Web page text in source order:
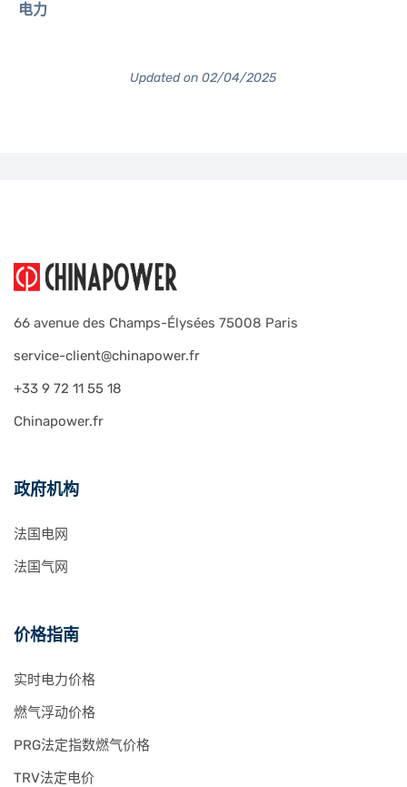
电力
Updated on 02/04/2025
66 avenue des Champs-Élysées 75008 Paris
service-client@chinapower.fr
+33 9 72 11 55 18
Chinapower.fr
政府机构
法国电网
法国气网
价格指南
实时电力价格
燃气浮动价格
PRG法定指数燃气价格
TRV法定电价